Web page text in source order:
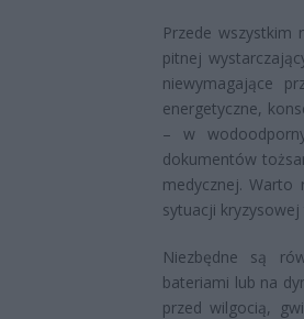
Przede wszystkim
pitnej
niewymagające
energetyczne,
– w
dokumentów
medycznej.
sytuacji kryzysowej
Niezbędne są
bateriami lub na
przed wilgocią,